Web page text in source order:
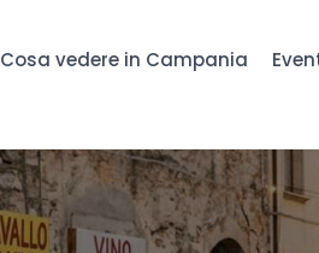
Cosa vedere in Campania